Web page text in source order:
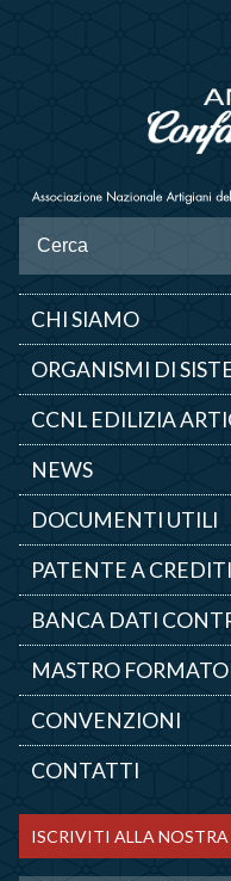
CHI SIAMO
ORGANISMI DI
CCNL EDILIZIA
NEWS
DOCUMENTI UTILI
PATENTE A CREDITI
BANCA DATI
MASTRO
CONVENZIONI
CONTATTI
ISCRIVITI ALLA NOSTRA